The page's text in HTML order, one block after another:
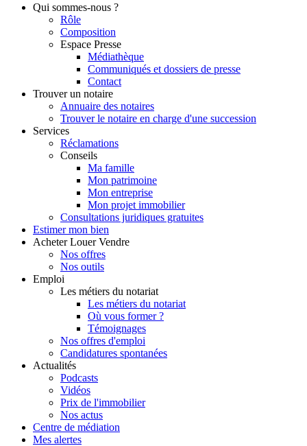
Qui sommes-nous ?
Rôle
Composition
Espace Presse
Médiathèque
Communiqués et dossiers de presse
Contact
Trouver un notaire
Annuaire des notaires
Trouver le notaire en charge d'une succession
Services
Réclamations
Conseils
Ma famille
Mon patrimoine
Mon entreprise
Mon projet immobilier
Consultations juridiques gratuites
Estimer mon bien
Acheter Louer Vendre
Nos offres
Nos outils
Emploi
Les métiers du notariat
Les métiers du notariat
Où vous former ?
Témoignages
Nos offres d'emploi
Candidatures spontanées
Actualités
Podcasts
Vidéos
Prix de l'immobilier
Nos actus
Centre de médiation
Mes alertes